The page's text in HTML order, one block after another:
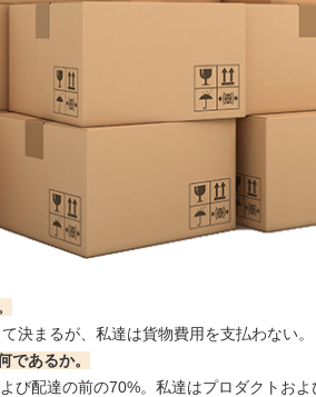
決まるが、私達は貨物費用を支払わない。
であるか。
び配達の前の70%。私達はプロダクトお